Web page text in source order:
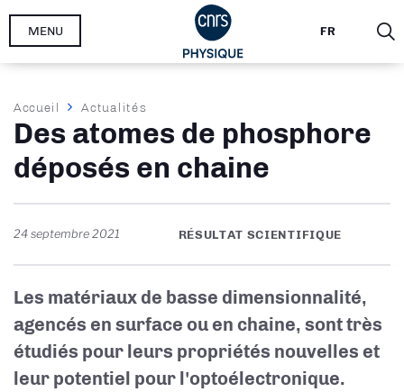
Aller
FR
MENU
Fil
d'Ariane
Accueil Actualités
Des atomes de phosphore
déposés en chaine
24 septembre 2021 RÉSULTAT SCIENTIFIQUE
Les matériaux de basse dimensionnalité,
agencés en surface ou en chaine, sont très
étudiés pour leurs propriétés nouvelles et
leur potentiel pour l'optoélectronique.